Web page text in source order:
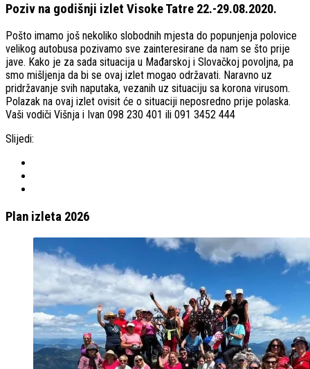
Poziv na godišnji izlet Visoke Tatre 22.-29.08.2020.
Pošto imamo još nekoliko slobodnih mjesta do popunjenja polovice
velikog autobusa pozivamo sve zainteresirane da nam se što prije
jave. Kako je za sada situacija u Mađarskoj i Slovačkoj povoljna, pa
smo mišljenja da bi se ovaj izlet mogao održavati. Naravno uz
pridržavanje svih naputaka, vezanih uz situaciju sa korona virusom.
Polazak na ovaj izlet ovisit će o situaciji neposredno prije polaska.
Vaši vodiči Višnja i Ivan 098 230 401 ili 091 3452 444
Slijedi:
Plan izleta 2026